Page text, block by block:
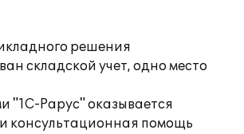
решения
складской учет, одно место
"1С-Рарус" оказывается
консультационная помощь